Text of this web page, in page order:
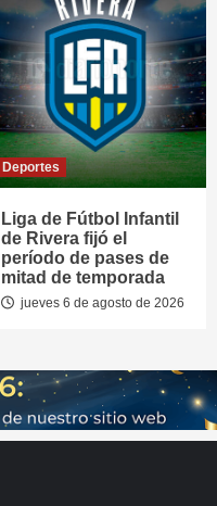
Deportes
Liga de Fútbol Infantil
de Rivera fijó el
período de pases de
mitad de temporada
jueves 6 de agosto de 2026